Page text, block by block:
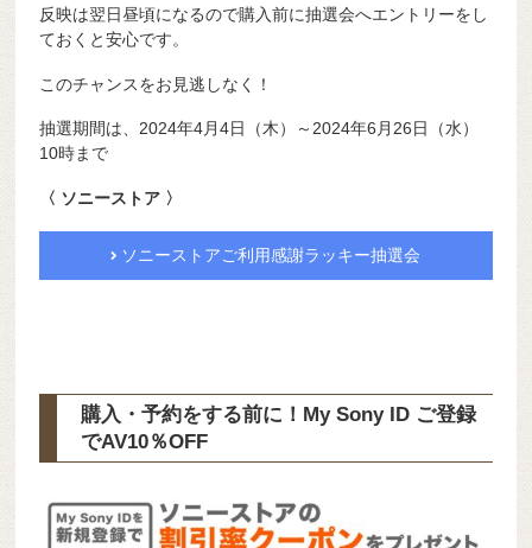
反映は翌日昼頃になるので購入前に抽選会へエントリーをし
ておくと安心です。
このチャンスをお見逃しなく！
抽選期間は、2024年4月4日（木）～2024年6月26日（水）
10時まで
〈 ソニーストア 〉
ソニーストアご利用感謝ラッキー抽選会
購入・予約をする前に！My Sony ID ご登録
でAV10％OFF